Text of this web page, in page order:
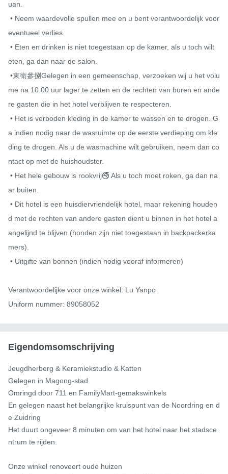
uan.
eventueel verlies.
eten, ga dan naar de salon.
me na 10.00 uur lager te zetten en de rechten van buren en ande
re gasten die in het hotel verblijven te respecteren.
a indien nodig naar de wasruimte op de eerste verdieping om kle
ding te drogen. Als u de wasmachine wilt gebruiken, neem dan co
ntact op met de huishoudster.
ar buiten.
d met de rechten van andere gasten dient u binnen in het hotel a
angelijnd te blijven (honden zijn niet toegestaan ​​in backpackerka
mers).
Verantwoordelijke voor onze winkel: Lu Yanpo
Uniform nummer: 89058052
Eigendomsomschrijving
Jeugdherberg & Keramiekstudio & Katten
Gelegen in Magong-stad
Omringd door 711 en FamilyMart-gemakswinkels
En gelegen naast het belangrijke kruispunt van de Noordring en d
e Zuidring
Het duurt ongeveer 8 minuten om van het hotel naar het stadsce
ntrum te rijden.
Onze winkel renoveert oude huizen